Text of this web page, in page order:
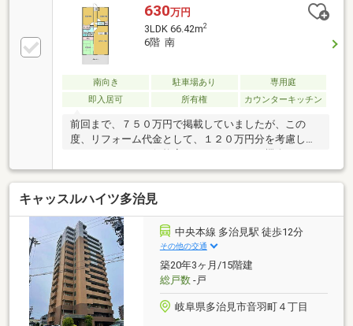
630万円
3LDK 66.42m2
6階 南
南向き 駐車場あり
専用庭
即入居可
所有権 カウンターキッチン
前回まで、７５０万円で掲載していましたが、この
度、リフォーム代金として、１２０万円分を考慮し
ひ、どうぞ。
キャッスルハイツ多治見
中央本線 多治見駅 徒歩12分
その他の交通
築20年3ヶ月/15階建
総戸数-戸
岐阜県多治見市音羽町４丁目